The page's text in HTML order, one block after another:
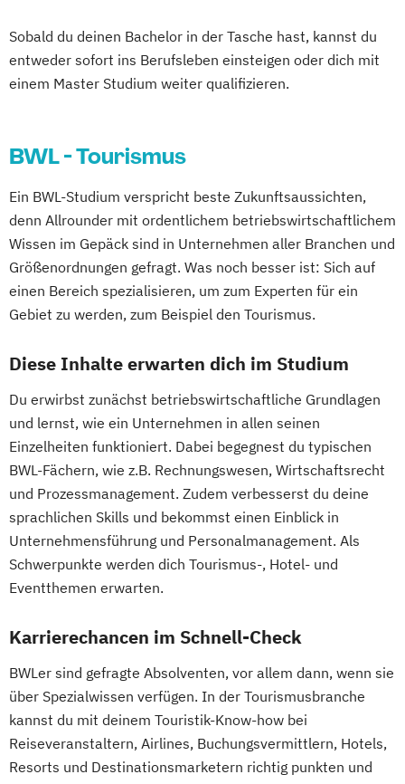
Sobald du deinen Bachelor in der Tasche hast, kannst du
entweder sofort ins Berufsleben einsteigen oder dich mit
einem Master Studium weiter qualifizieren.
BWL - Tourismus
Ein BWL-Studium verspricht beste Zukunftsaussichten,
denn Allrounder mit ordentlichem betriebswirtschaftlichem
Wissen im Gepäck sind in Unternehmen aller Branchen und
Größenordnungen gefragt. Was noch besser ist: Sich auf
einen Bereich spezialisieren, um zum Experten für ein
Gebiet zu werden, zum Beispiel den Tourismus.
Diese Inhalte erwarten dich im Studium
Du erwirbst zunächst betriebswirtschaftliche Grundlagen
und lernst, wie ein Unternehmen in allen seinen
Einzelheiten funktioniert. Dabei begegnest du typischen
BWL-Fächern, wie z.B. Rechnungswesen, Wirtschaftsrecht
und Prozessmanagement. Zudem verbesserst du deine
sprachlichen Skills und bekommst einen Einblick in
Unternehmensführung und Personalmanagement. Als
Schwerpunkte werden dich Tourismus-, Hotel- und
Eventthemen erwarten.
Karrierechancen im Schnell-Check
BWLer sind gefragte Absolventen, vor allem dann, wenn sie
über Spezialwissen verfügen. In der Tourismusbranche
kannst du mit deinem Touristik-Know-how bei
Reiseveranstaltern, Airlines, Buchungsvermittlern, Hotels,
Resorts und Destinationsmarketern richtig punkten und